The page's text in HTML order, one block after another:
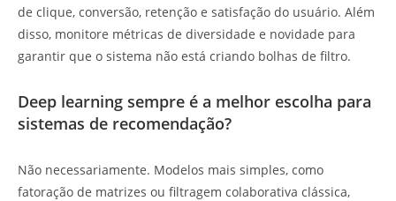
de clique, conversão, retenção e satisfação do usuário. Além
disso, monitore métricas de diversidade e novidade para
garantir que o sistema não está criando bolhas de filtro.
Deep learning sempre é a melhor escolha para
sistemas de recomendação?
Não necessariamente. Modelos mais simples, como
fatoração de matrizes ou filtragem colaborativa clássica,